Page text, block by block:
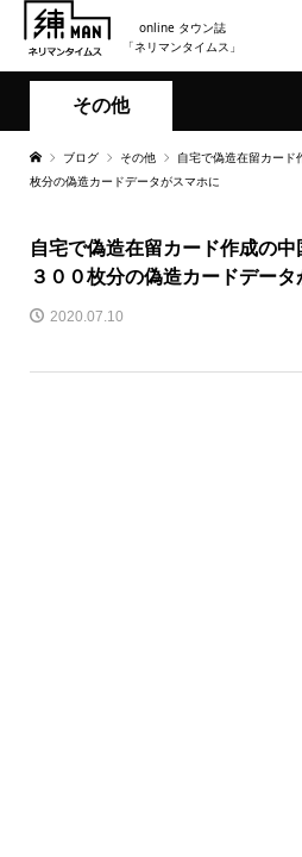
online タウン誌
「ネリマンタイムス」
その他
ブログ その他
自宅で偽造在留カード
枚分の偽造カードデータがスマホに
自宅で偽造在留カード作成の
３００枚分の偽造カードデー
2020.07.10